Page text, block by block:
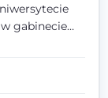
gabinecie
poznaję,
i
Teraply.pl w